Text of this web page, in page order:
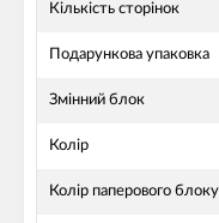
Кількість сторінок
Подарункова упаковка
Змінний блок
Колір
Колір паперового блоку